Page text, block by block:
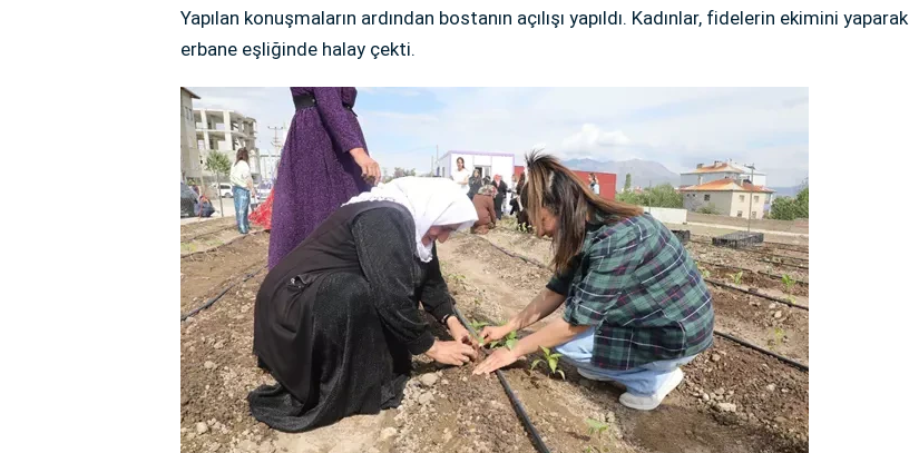
Yapılan konuşmaların ardından bostanın açılışı yapıldı. Kadınlar, fidelerin ekimini yaparak
erbane eşliğinde halay çekti.